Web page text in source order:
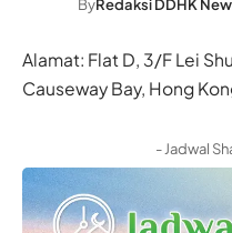
ByRedaksi DDHK
Alamat: Flat D, 3/F Lei
Causeway Bay, Hong
- Jadwal